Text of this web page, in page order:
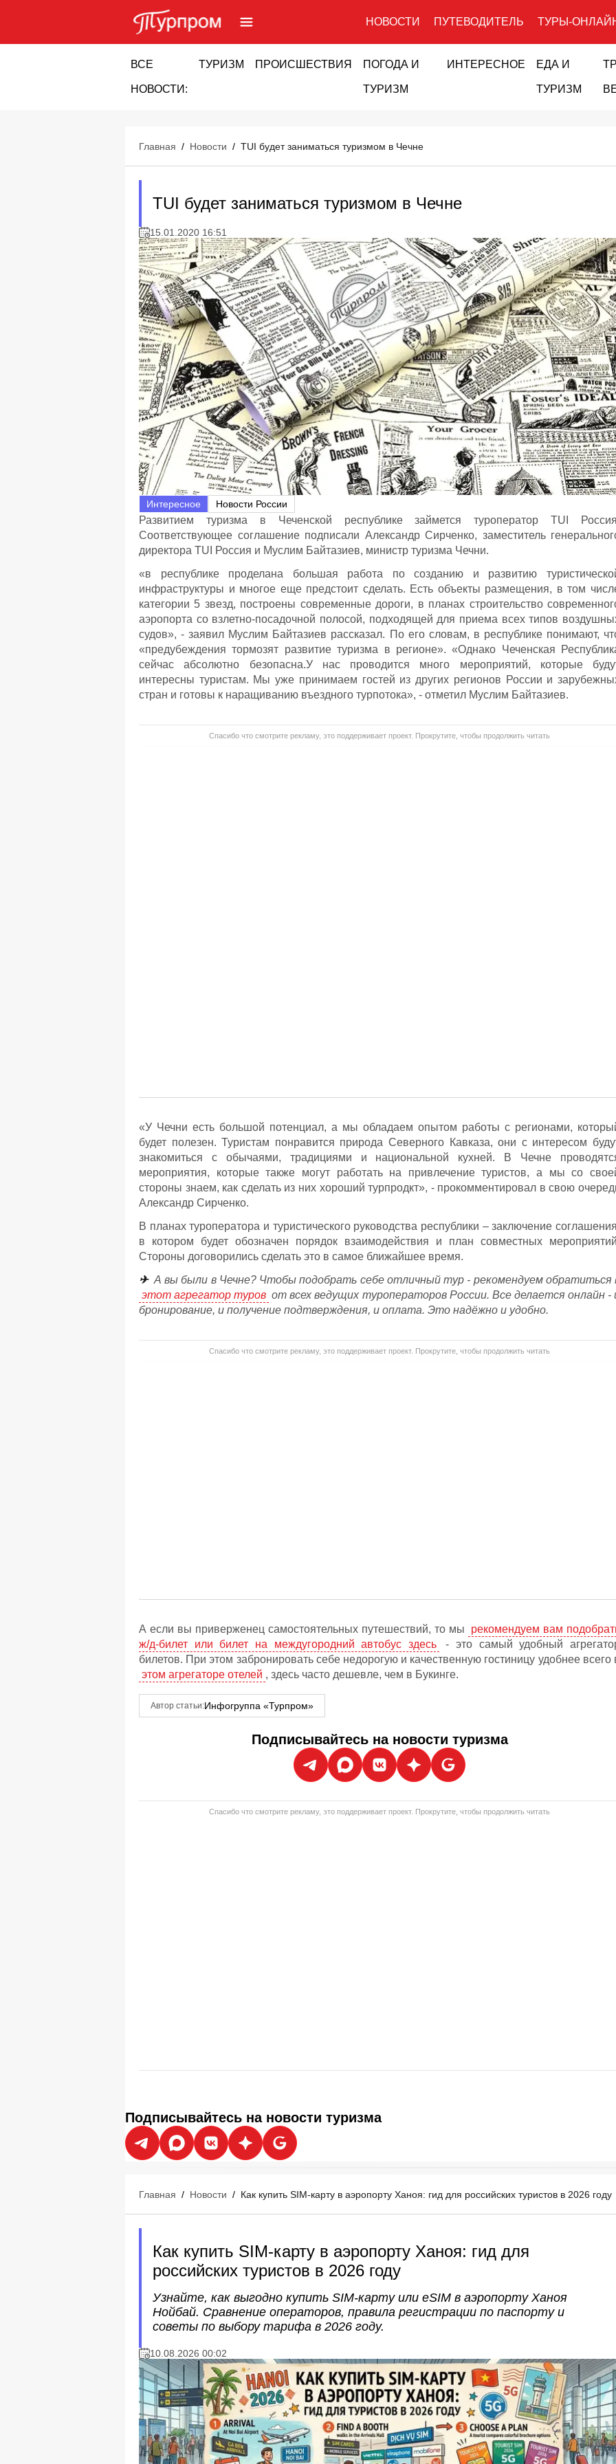
НОВОСТИ ПУТЕВОДИТЕЛЬ ТУРЫ-
ВСЕ
НОВОСТИ:
ТУРИЗМ ПРОИСШЕСТВИЯ ПОГОДА И
ТУРИЗМ
ИНТЕРЕСНОЕ ЕДА И
ТУРИЗМ
Главная / Новости / TUI будет заниматься туризмом в Чечне
TUI будет заниматься туризмом в Чечне
15.01.2020 16:51
Интересное Новости России
Развитием туризма в Чеченской республике займется туроператор TUI
Соответствующее соглашение подписали Александр Сирченко, заместитель
директора TUI Россия и Муслим Байтазиев, министр туризма Чечни.
«в республике проделана большая работа по созданию и развитию
инфраструктуры и многое еще предстоит сделать. Есть объекты размещения, в том
категории 5 звезд, построены современные дороги, в планах строительство
аэропорта со взлетно-посадочной полосой, подходящей для приема всех типов
судов», - заявил Муслим Байтазиев рассказал. По его словам, в республике понимают,
«предубеждения тормозят развитие туризма в регионе». «Однако Чеченская
сейчас абсолютно безопасна.У нас проводится много мероприятий, которые
интересны туристам. Мы уже принимаем гостей из других регионов России и
стран и готовы к наращиванию въездного турпотока», - отметил Муслим Байтазиев.
Спасибо что смотрите рекламу, это поддерживает проект. Прокрутите, чтобы продолжить читать
«У Чечни есть большой потенциал, а мы обладаем опытом работы с регионами,
будет полезен. Туристам понравится природа Северного Кавказа, они с интересом
знакомиться с обычаями, традициями и национальной кухней. В Чечне
мероприятия, которые также могут работать на привлечение туристов, а мы со
стороны знаем, как сделать из них хороший турпродкт», - прокомментировал в свою
Александр Сирченко.
В планах туроператора и туристического руководства республики – заключение
в котором будет обозначен порядок взаимодействия и план совместных
Стороны договорились сделать это в самое ближайшее время.
✈ А вы были в Чечне? Чтобы подобрать себе отличный тур - рекомендуем обратиться
этот агрегатор туров от всех ведущих туроператоров России. Все делается онлайн -
бронирование, и получение подтверждения, и оплата. Это надёжно и удобно.
Спасибо что смотрите рекламу, это поддерживает проект. Прокрутите, чтобы продолжить читать
А если вы приверженец самостоятельных путешествий, то мы
рекомендуем вам
ж/д-билет или билет на междугородний автобус здесь
- это самый удобный
билетов. При этом забронировать себе недорогую и качественную гостиницу удобнее всего
этом агрегаторе отелей , здесь часто дешевле, чем в Букинге.
Автор статьи:Инфогруппа «Турпром»
Подписывайтесь на новости туризма
Спасибо что смотрите рекламу, это поддерживает проект. Прокрутите, чтобы продолжить читать
Подписывайтесь на новости туризма
Главная / Новости / Как купить SIM-карту в аэропорту Ханоя: гид для российских туристов в 2026 году
Как купить SIM-карту в аэропорту Ханоя: гид для
российских туристов в 2026 году
Узнайте, как выгодно купить SIM-карту или eSIM в аэропорту Ханоя
Нойбай. Сравнение операторов, правила регистрации по паспорту и
советы по выбору тарифа в 2026 году.
10.08.2026 00:02